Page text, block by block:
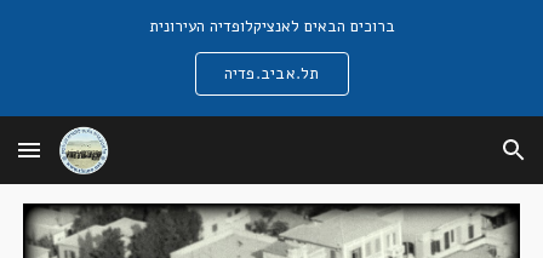
ברוכים הבאים לאנציקלופדיה העירונית
תל.אביב.פדיה